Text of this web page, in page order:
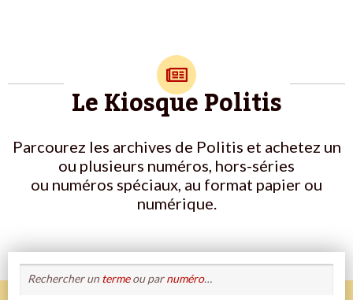
Le Kiosque Politis
Parcourez les archives de Politis et achetez un
ou plusieurs numéros, hors-séries
ou numéros spéciaux, au format papier ou
numérique.
Rechercher un termeou parnuméro…